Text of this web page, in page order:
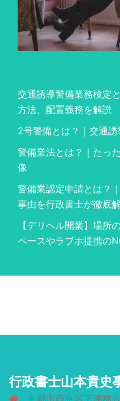
交通誘導警備業務検定
方法、配置義務を解説
2号警備とは？｜交通
警備業法とは？｜たっ
像
警備業認定申請とは？
事由を行政書士が徹底
【デリヘル開業】場所
ペースやラブホ提携の
行政書士山本貴史
京都市西京区下津林